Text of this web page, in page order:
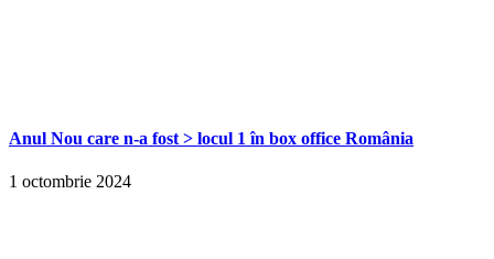
Anul Nou care n-a fost > locul 1 în box office România
1 octombrie 2024